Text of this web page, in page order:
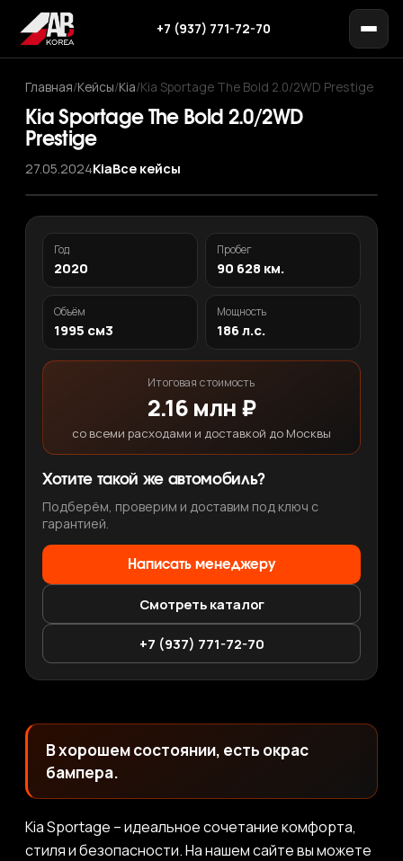
+7 (937) 771-72-70
Главная/Кейсы/Kia/Kia Sportage The Bold 2.0/2WD Prestige
Kia Sportage The Bold 2.0/2WD
Prestige
27.05.2024KiaВсе кейсы
Год
2020
Пробег
90 628 км.
Объём
1995 см3
Мощность
186 л.с.
Итоговая стоимость
2.16 млн ₽
со всеми расходами и доставкой до Москвы
Хотите такой же автомобиль?
Подберём, проверим и доставим под ключ с
гарантией.
Написать менеджеру
Смотреть каталог
+7 (937) 771-72-70
В хорошем состоянии, есть окрас
бампера.
Kia Sportage – идеальное сочетание комфорта,
стиля и безопасности. На нашем сайте вы можете